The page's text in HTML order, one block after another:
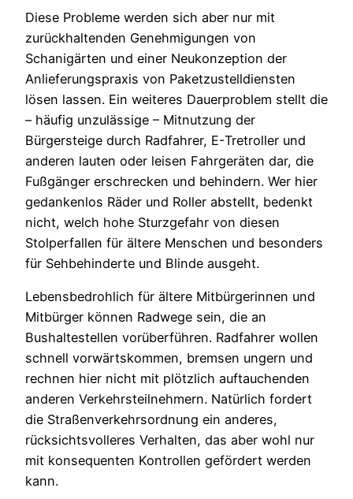
Diese Probleme werden sich aber nur mit
zurückhaltenden Genehmigungen von
Schanigärten und einer Neukonzeption der
Anlieferungspraxis von Paketzustelldiensten
lösen lassen. Ein weiteres Dauerproblem stellt die
– häufig unzulässige – Mitnutzung der
Bürgersteige durch Radfahrer, E-Tretroller und
anderen lauten oder leisen Fahrgeräten dar, die
Fußgänger erschrecken und behindern. Wer hier
gedankenlos Räder und Roller abstellt, bedenkt
nicht, welch hohe Sturzgefahr von diesen
Stolperfallen für ältere Menschen und besonders
für Sehbehinderte und Blinde ausgeht.
Lebensbedrohlich für ältere Mitbürgerinnen und
Mitbürger können Radwege sein, die an
Bushaltestellen vorüberführen. Radfahrer wollen
schnell vorwärtskommen, bremsen ungern und
rechnen hier nicht mit plötzlich auftauchenden
anderen Verkehrsteilnehmern. Natürlich fordert
die Straßenverkehrsordnung ein anderes,
rücksichtsvolleres Verhalten, das aber wohl nur
mit konsequenten Kontrollen gefördert werden
kann.